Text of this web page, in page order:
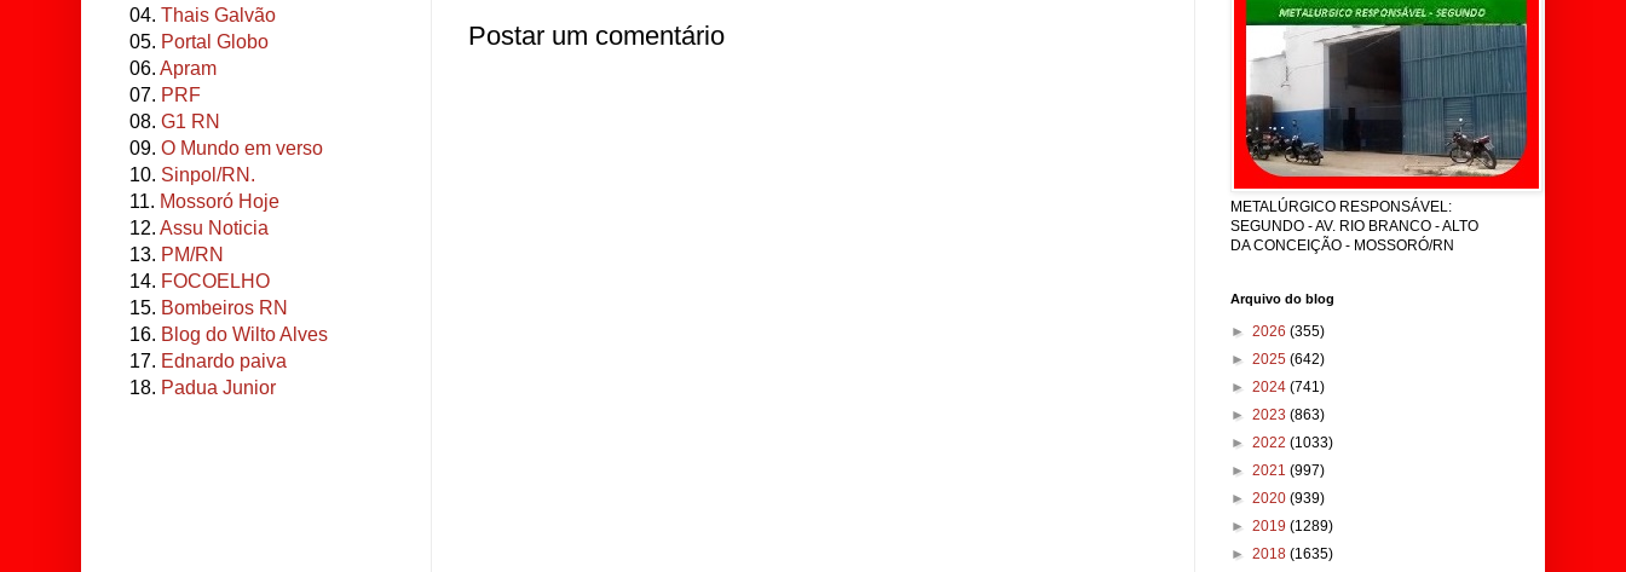
Postar um comentário
04. Thais Galvão
05. Portal Globo
06. Apram
07. PRF
08. G1 RN
09. O Mundo em verso
10. Sinpol/RN.
11. Mossoró Hoje
12. Assu Noticia
13. PM/RN
14. FOCOELHO
15. Bombeiros RN
16. Blog do Wilto Alves
17. Ednardo paiva
18. Padua Junior
METALÚRGICO RESPONSÁVEL:
SEGUNDO - AV. RIO BRANCO - ALTO
DA CONCEIÇÃO - MOSSORÓ/RN
Arquivo do blog
► 2026 (355)
► 2025 (642)
► 2024 (741)
► 2023 (863)
► 2022 (1033)
► 2021 (997)
► 2020 (939)
► 2019 (1289)
► 2018 (1635)